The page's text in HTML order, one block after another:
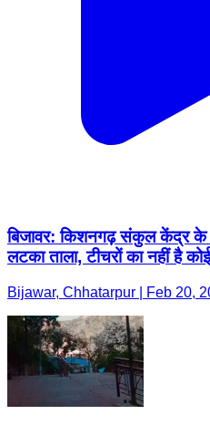
बिजावर: किशनगढ़ संकुल केंद्र के
लटका ताला, टीचरों का नहीं है
Bijawar, Chhatarpur | Feb 20,